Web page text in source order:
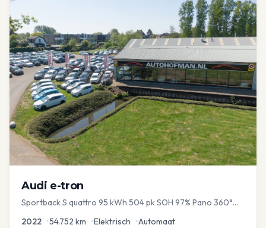
Audi e-tron
Sportback S quattro 95 kWh 504 pk SOH 97% Pano 360°
2022 •54.752 km •Elektrisch •Automaat